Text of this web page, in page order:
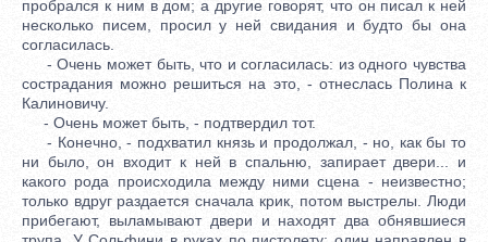
пробрался к ним в дом; а другие говорят, что он писал к ней
несколько писем, просил у ней свидания и будто бы она
согласилась.
- Очень может быть, что и согласилась: из одного чувства
сострадания можно решиться на это, - отнеслась Полина к
Калиновичу.
- Очень может быть, - подтвердил тот.
- Конечно, - подхватил князь и продолжал, - но, как бы то
ни было, он входит к ней в спальню, запирает двери... и
какого рода происходила между ними сцена - неизвестно;
только вдруг раздается сначала крик, потом выстрелы. Люди
прибегают, выламывают двери и находят два обнявшиеся